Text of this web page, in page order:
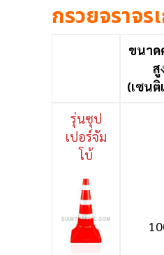
กรวยจราจร
ขนาด
สู
(เซนติ
รุ่นซุป
เปอร์จัม
โบ้